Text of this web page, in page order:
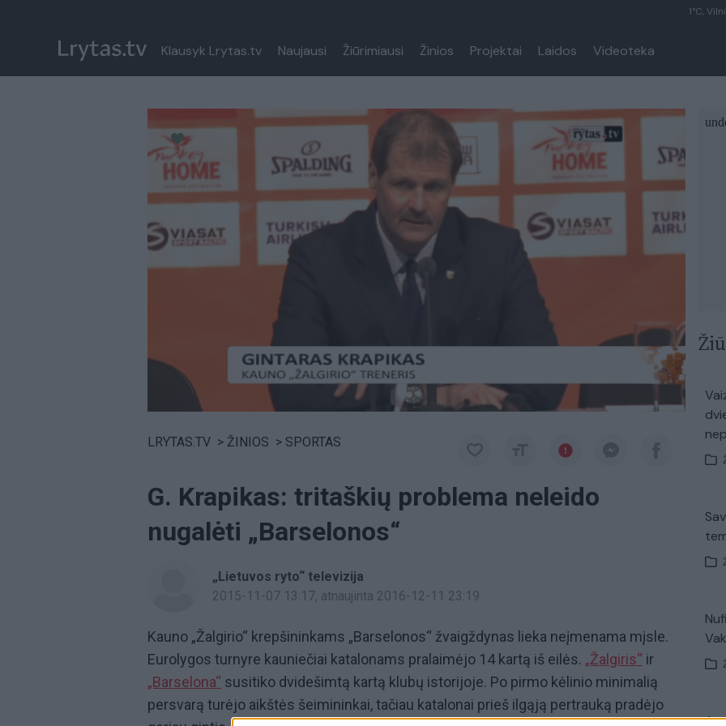
1°C,
Klausyk Lrytas.tv Naujausi Žiūrimiausi Žinios Projektai Laidos Videoteka
Paremkite Ukrainą
LRYTAS.TV > ŽINIOS > SPORTAS
G. Krapikas: tritaškių problema neleido
nugalėti „Barselonos“
„Lietuvos ryto“ televizija
2015-11-07 13:17, atnaujinta 2016-12-11 23:19
Kauno „Žalgirio“ krepšininkams „Barselonos“ žvaigždynas lieka neįmenama mįsle.
Eurolygos turnyre kauniečiai katalonams pralaimėjo 14 kartą iš eilės. „Žalgiris“ ir
„Barselona“ susitiko dvidešimtą kartą klubų istorijoje. Po pirmo kėlinio minimalią
persvarą turėjo aikštės šeimininkai, tačiau katalonai prieš ilgąją pertrauką pradėjo